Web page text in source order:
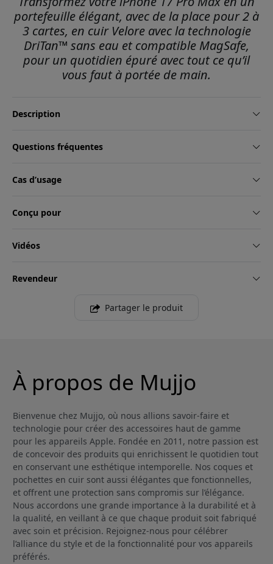
portefeuille élégant, avec de la place pour 2 à
3 cartes, en cuir Velore avec la technologie
DriTan™ sans eau et compatible MagSafe,
pour un quotidien épuré avec tout ce qu’il
vous faut à portée de main.
Description
Questions fréquentes
Cas d’usage
Conçu pour
Vidéos
Revendeur
Partager le produit
À propos de Mujjo
Bienvenue chez Mujjo, où nous allions savoir-faire et
technologie pour créer des accessoires haut de gamme
pour les appareils Apple. Fondée en 2011, notre passion est
de concevoir des produits qui enrichissent le quotidien tout
en conservant une esthétique intemporelle. Nos coques et
pochettes en cuir sont aussi élégantes que fonctionnelles,
et offrent une protection sans compromis sur l’élégance.
Nous accordons une grande importance à la durabilité et à
la qualité, en veillant à ce que chaque produit soit fabriqué
avec soin et précision. Rejoignez-nous pour célébrer
l’alliance du style et de la fonctionnalité pour vos appareils
préférés.